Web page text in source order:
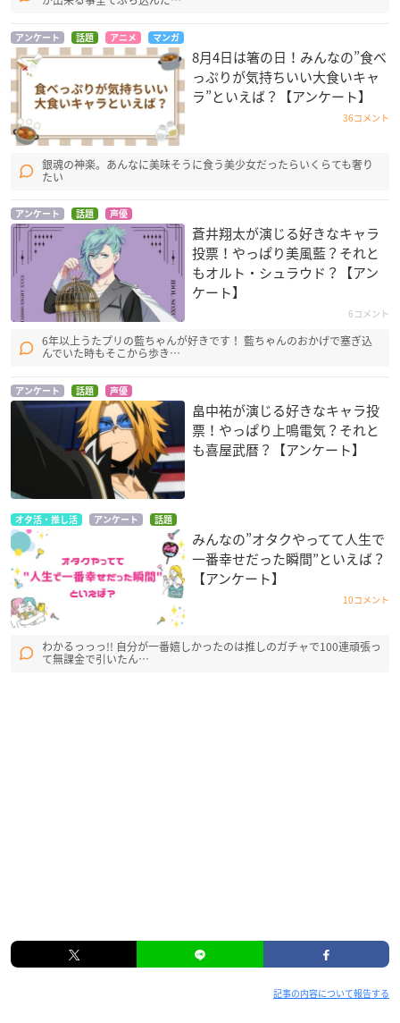
アンケート 話題 アニメ マンガ
8月4日は箸の日！みんなの”食べ
っぷりが気持ちいい大食いキャ
ラ”といえば？【アンケート】
36コメント
銀魂の神楽。あんなに美味そうに食う美少女だったらいくらても奢り
たい
アンケート 話題 声優
蒼井翔太が演じる好きなキャラ
投票！やっぱり美風藍？それと
もオルト・シュラウド？【アン
ケート】
6コメント
6年以上うたプリの藍ちゃんが好きです！ 藍ちゃんのおかげで塞ぎ込
んでいた時もそこから歩き…
アンケート 話題 声優
畠中祐が演じる好きなキャラ投
票！やっぱり上鳴電気？それと
も喜屋武暦？【アンケート】
オタ活・推し活 アンケート 話題
みんなの”オタクやってて人生で
一番幸せだった瞬間”といえば？
【アンケート】
10コメント
わかるっっっ!! 自分が一番嬉しかったのは推しのガチャで100連頑張っ
て無課金で引いたん…
記事の内容について報告する